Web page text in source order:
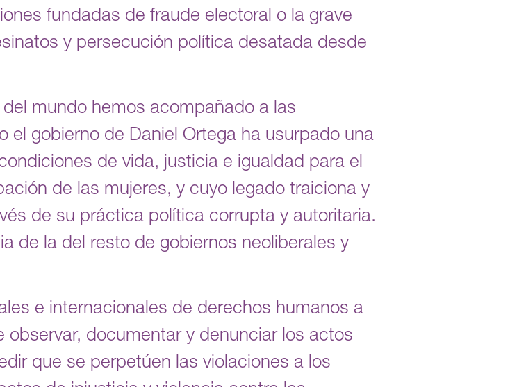
fundadas de fraude electoral o la grave
y persecución política desatada desde
mundo hemos acompañado a las
el gobierno de Daniel Ortega ha usurpado una
de vida, justicia e igualdad para el
de las mujeres, y cuyo legado traiciona y
de su práctica política corrupta y autoritaria.
de la del resto de gobiernos neoliberales y
e internacionales de derechos humanos a
documentar y denunciar los actos
que se perpetúen las violaciones a los